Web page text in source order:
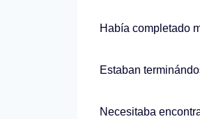
Había completado
Estaban
Necesitaba